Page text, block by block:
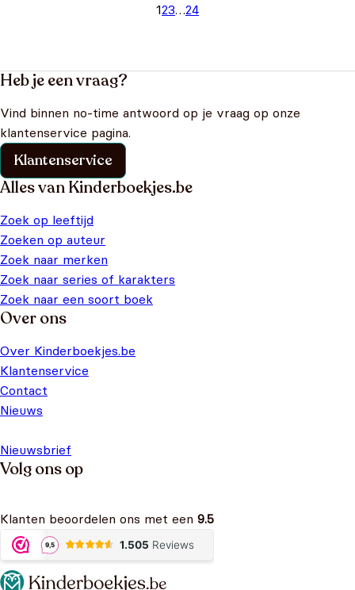
123…24
Heb je een vraag?
Vind binnen no-time antwoord op je vraag op onze
klantenservice pagina.
Klantenservice
Alles van Kinderboekjes.be
Zoek op leeftijd
Zoeken op auteur
Zoek naar merken
Zoek naar series of karakters
Zoek naar een soort boek
Over ons
Over Kinderboekjes.be
Klantenservice
Contact
Nieuws
Nieuwsbrief
Volg ons op
Klanten beoordelen ons met een 9.5